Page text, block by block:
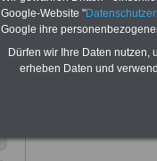
Google-Website "
Google ihre
Dürfen wir Ihre Daten nutzen,
erheben Daten und